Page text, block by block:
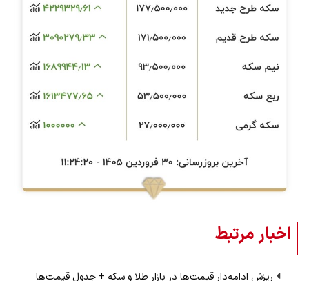
اخبار مرتبط
ریزش ادامه‌‌دار قیمت‌ها در بازار طلا و سکه + جدول قیمت‌ها